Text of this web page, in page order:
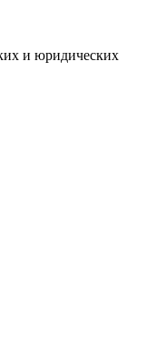
и юридических